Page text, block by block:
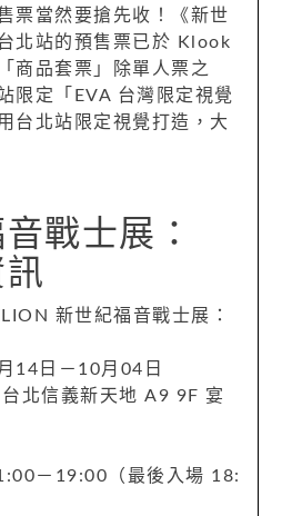
票當然要搶先收！《新世
北站的預售票已於 Klook
商品套票」除單人票之
限定「EVA 台灣限定視覺
台北站限定視覺打造，大
戰士展：
新世紀福音戰士展：
14日－10月04日
北信義新天地 A9 9F 宴
－19:00（最後入場 18: